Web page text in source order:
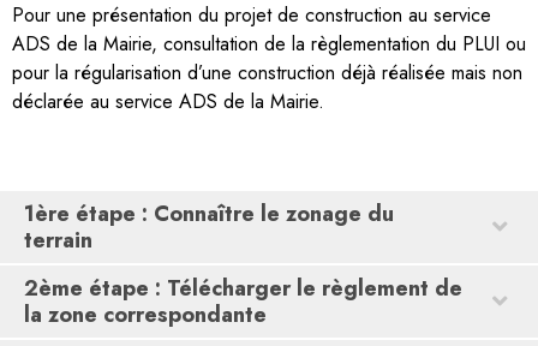
Pour une présentation du projet de construction au service
ADS de la Mairie, consultation de la règlementation du PLUI ou
pour la régularisation d’une construction déjà réalisée mais non
déclarée au service ADS de la Mairie.
1ère étape : Connaître le zonage du
terrain
2ème étape : Télécharger le règlement de
la zone correspondante